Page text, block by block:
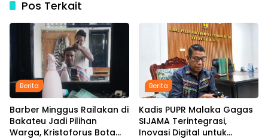
Pos Terkait
Berita
Barber Minggus Railakan di
Bakateu Jadi Pilihan
Warga, Kristoforus Bota
Berita
Kadis PUPR Malaka Gagas
SIJAMA Terintegrasi,
Inovasi Digital untuk